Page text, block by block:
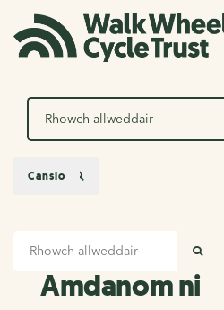
Chwilio
Amdanom ni
Amdanom ni
Canslo